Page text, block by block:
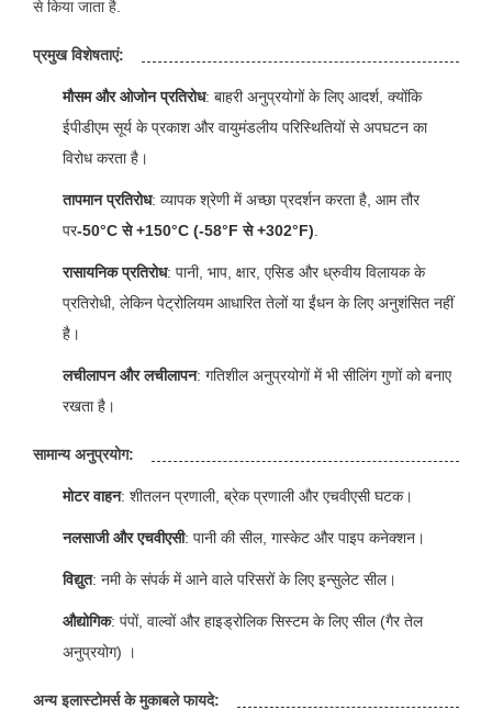
से किया जाता है.
प्रमुख विशेषताएं:
मौसम और ओजोन प्रतिरोध: बाहरी अनुप्रयोगों के लिए आदर्श, क्योंकि
ईपीडीएम सूर्य के प्रकाश और वायुमंडलीय परिस्थितियों से अपघटन का
विरोध करता है।
तापमान प्रतिरोध: व्यापक श्रेणी में अच्छा प्रदर्शन करता है, आम तौर
पर-50°C से +150°C (-58°F से +302°F).
रासायनिक प्रतिरोध: पानी, भाप, क्षार, एसिड और ध्रुवीय विलायक के
प्रतिरोधी, लेकिन पेट्रोलियम आधारित तेलों या ईंधन के लिए अनुशंसित नहीं
है।
लचीलापन और लचीलापन: गतिशील अनुप्रयोगों में भी सीलिंग गुणों को बनाए
रखता है।
सामान्य अनुप्रयोग:
मोटर वाहन: शीतलन प्रणाली, ब्रेक प्रणाली और एचवीएसी घटक।
नलसाजी और एचवीएसी: पानी की सील, गास्केट और पाइप कनेक्शन।
विद्युत: नमी के संपर्क में आने वाले परिसरों के लिए इन्सुलेट सील।
औद्योगिक: पंपों, वाल्वों और हाइड्रोलिक सिस्टम के लिए सील (गैर तेल
अनुप्रयोग) ।
अन्य इलास्टोमर्स के मुकाबले फायदे: